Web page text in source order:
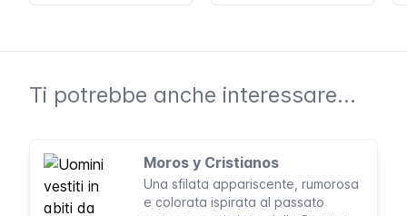
Ti potrebbe anche interessare...
Moros y Cristianos
Una sfilata appariscente, rumorosa
e colorata ispirata al passato